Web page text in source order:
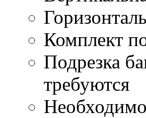
Комплект
Подрезка
требуются